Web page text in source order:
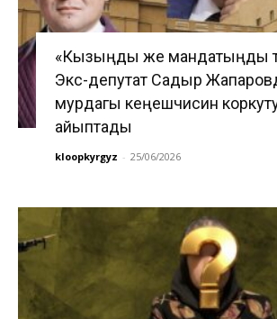
«Кызыңды же мандатыңды
Экс-депутат Садыр
мурдагы кеңешчисин
айыптады
kloopkyrgyz - 25/06/2026